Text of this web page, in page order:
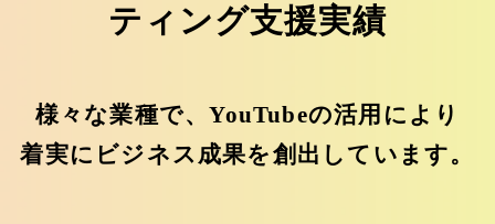
ティング支援実績
様々な業種で、YouTubeの活用により
着実にビジネス成果を創出しています。